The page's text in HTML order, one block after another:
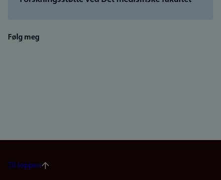
Følg meg
Til toppen